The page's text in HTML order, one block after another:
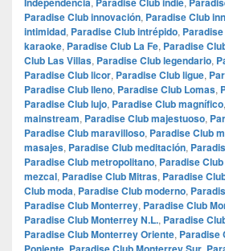
Paradise Club innovación, Paradise Club
intimidad, Paradise Club intrépido,
karaoke, Paradise Club La Fe, Paradise
Club Las Villas, Paradise Club legendario,
Paradise Club licor, Paradise Club ligue,
Paradise Club lleno, Paradise Club Lomas,
Paradise Club lujo, Paradise Club magnífico,
mainstream, Paradise Club majestuoso,
Paradise Club maravilloso, Paradise Club
masajes, Paradise Club meditación,
Paradise Club metropolitano, Paradise
mezcal, Paradise Club Mitras, Paradise
Club moda, Paradise Club moderno,
Paradise Club Monterrey, Paradise Club
Paradise Club Monterrey N.L., Paradise
Paradise Club Monterrey Oriente, Paradise
, ,